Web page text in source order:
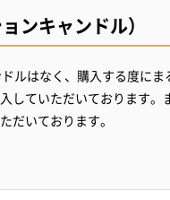
キャンドル）
ルはなく、購入する度に
していただいております。
だいております。